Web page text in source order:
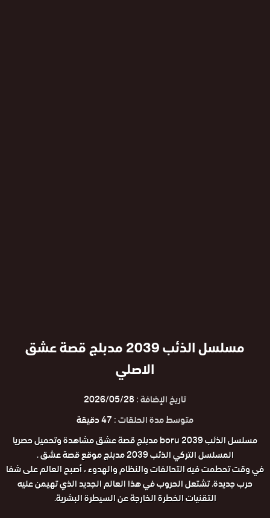
مسلسل الذئب 2039 مدبلج قصة عشق
الاصلي
تاريخ الإضافة :2026/05/28
متوسط مدة الحلقات :47 دقيقة
مسلسل الذئب 2039 boru مدبلج قصة عشق مشاهدة وتحميل حصريا
المسلسل التركي الذئب 2039 مدبلج موقع قصة عشق .
في وقت تحطمت فيه التحالفات والنظام والهدوء ، أصبح العالم على شفا
حرب جديدة. تشتعل الحروب في هذا العالم الجديد الذي تهيمن عليه
التقنيات الخطرة الخارجة عن السيطرة البشرية.